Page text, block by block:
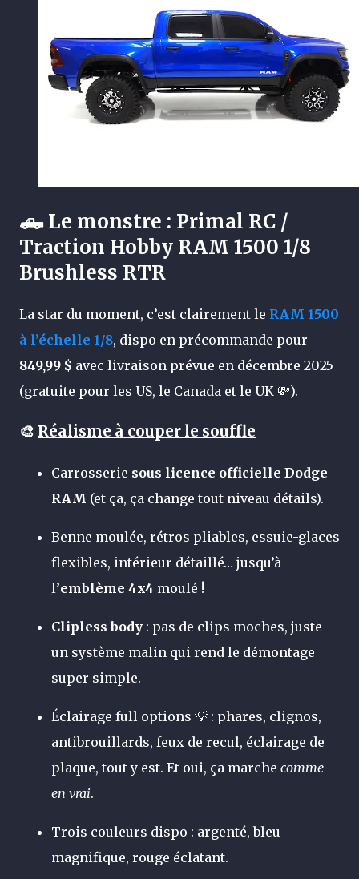
🛻 Le monstre : Primal RC /
Traction Hobby RAM 1500 1/8
Brushless RTR
La star du moment, c’est clairement le RAM 1500
à l’échelle 1/8, dispo en précommande pour
849,99 $ avec livraison prévue en décembre 2025
(gratuite pour les US, le Canada et le UK 💸).
🎨 Réalisme à couper le souffle
Carrosserie sous licence officielle Dodge
RAM (et ça, ça change tout niveau détails).
Benne moulée, rétros pliables, essuie-glaces
flexibles, intérieur détaillé… jusqu’à
l’emblème 4x4 moulé !
Clipless body : pas de clips moches, juste
un système malin qui rend le démontage
super simple.
Éclairage full options 💡 : phares, clignos,
antibrouillards, feux de recul, éclairage de
plaque, tout y est. Et oui, ça marche comme
en vrai.
Trois couleurs dispo : argenté, bleu
magnifique, rouge éclatant.